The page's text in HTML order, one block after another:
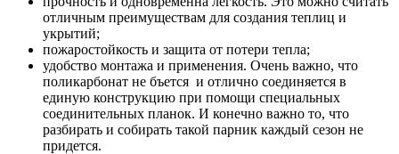
отличным преимуществам для создания теплиц и
укрытий;
пожаростойкость и защита от потери тепла;
удобство монтажа и применения. Очень важно, что
поликарбонат не бъется и отлично соединяется в
единую конструкцию при помощи специальных
соединительных планок. И конечно важно то, что
разбирать и собирать такой парник каждый сезон не
придется.